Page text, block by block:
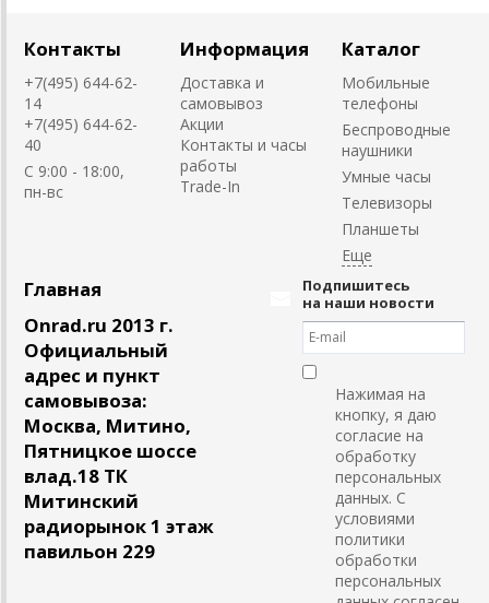
Контакты
+7(495) 644-62-
14
+7(495) 644-62-
40
C 9:00 - 18:00,
пн-вс
Информация
Доставка и
самовывоз
Акции
Контакты и часы
работы
Trade-In
Каталог
Мобильные
телефоны
Беспроводные
наушники
Умные часы
Телевизоры
Планшеты
Главная
Onrad.ru 2013 г.
Официальный
адрес и пункт
самовывоза:
Москва, Митино,
Пятницкое шоссе
влад.18 ТК
Митинский
радиорынок 1 этаж
павильон 229
Подпишитесь
на наши новости
Нажимая на
кнопку, я даю
согласие на
обработку
персональных
данных. С
условиями
политики
обработки
персональных